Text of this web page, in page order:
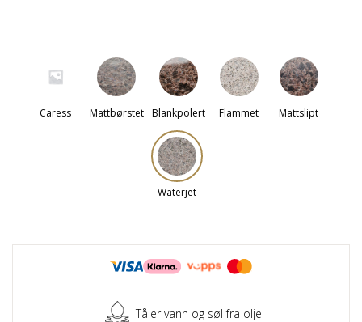
Caress Mattbørstet Blankpolert Flammet Mattslipt
Waterjet
Tåler vann og søl fra olje